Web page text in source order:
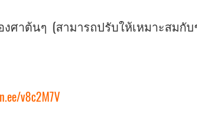
ศาต้นๆ (สามารถปรับให้เหมาะสม
v8c2M7V